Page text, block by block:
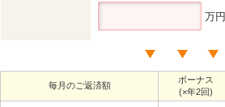
万円
毎月のご返済額
ボーナス
(×年2回)